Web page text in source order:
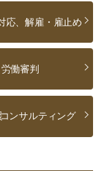
応、解雇・雇止め
労働審判
コンサルティング